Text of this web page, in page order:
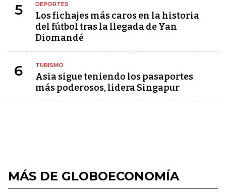
5 DEPORTES
Los fichajes más caros en la historia
del fútbol tras la llegada de Yan
Diomandé
6 TURISMO
Asia sigue teniendo los pasaportes
más poderosos, lidera Singapur
MÁS DE GLOBOECONOMÍA